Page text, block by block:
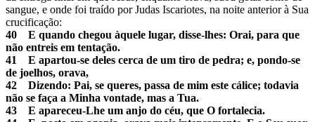
sangue, e onde foi traído por Judas Iscariotes, na noite anterior à Sua
crucificação:
40 E quando chegou àquele lugar, disse-lhes: Orai, para que
não entreis em tentação.
41 E apartou-se deles cerca de um tiro de pedra; e, pondo-se
de joelhos, orava,
42 Dizendo: Pai, se queres, passa de mim este cálice; todavia
não se faça a Minha vontade, mas a Tua.
43 E apareceu-Lhe um anjo do céu, que O fortalecia.